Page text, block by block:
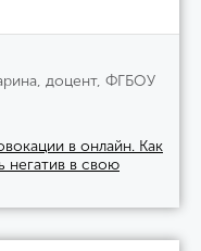
доцент, ФГБОУ
в онлайн. Как
негатив в свою